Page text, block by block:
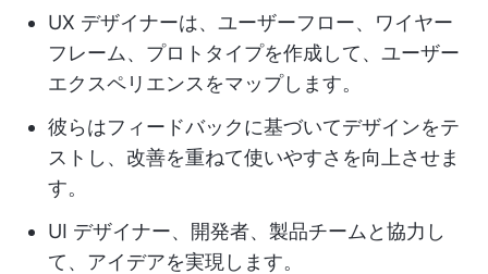
UX デザイナーは、ユーザーフロー、ワイヤー
フレーム、プロトタイプを作成して、ユーザー
エクスペリエンスをマップします。
彼らはフィードバックに基づいてデザインをテ
ストし、改善を重ねて使いやすさを向上させま
す。
UI デザイナー、開発者、製品チームと協力し
て、アイデアを実現します。